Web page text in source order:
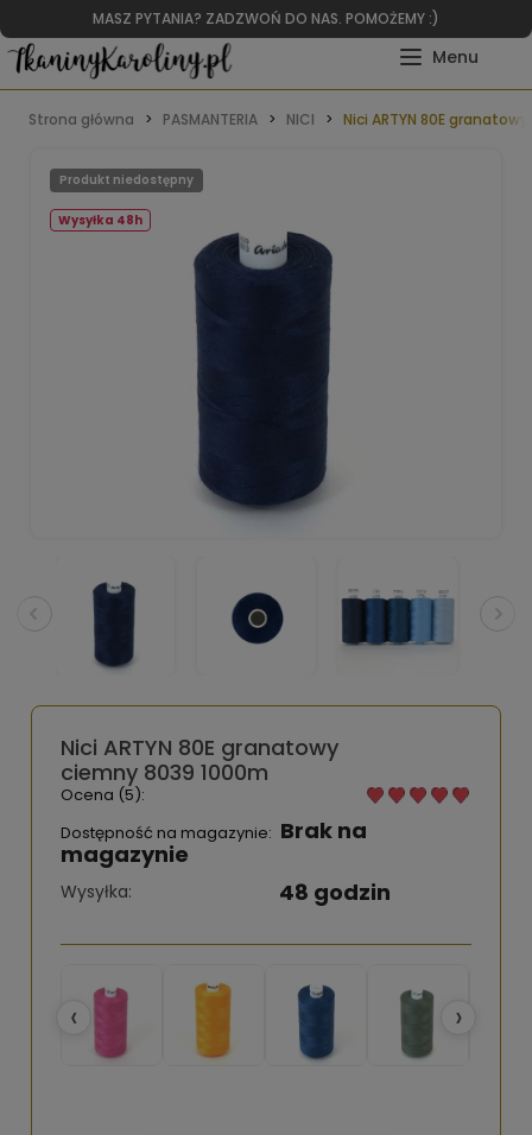
MASZ PYTANIA? ZADZWOŃ DO NAS. POMOŻEMY :)
Strona główna PASMANTERIA NICI Nici ARTYN 80E
Wysyłka 48h
Produkt niedostępny
Nici ARTYN 80E granatowy
ciemny 8039 1000m
Ocena (5):
Dostępność na magazynie: Brak na
magazynie
Wysyłka: 48 godzin
‹ ›